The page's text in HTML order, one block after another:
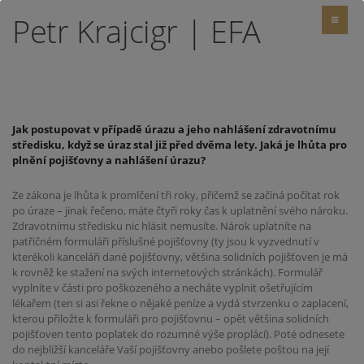
Petr Krajcigr | EFA
Jak postupovat v případě úrazu a jeho nahlášení zdravotnímu
středisku, když se úraz stal již před dvěma lety. Jaká je lhůta pro
plnění pojišťovny a nahlášení úrazu?
Ze zákona je lhůta k promlčení tři roky, přičemž se začíná počítat rok
po úraze – jinak řečeno, máte čtyři roky čas k uplatnění svého nároku.
Zdravotnímu středisku nic hlásit nemusíte. Nárok uplatníte na
patřičném formuláři příslušné pojišťovny (ty jsou k vyzvednutí v
kterékoli kanceláři dané pojišťovny, většina solidních pojišťoven je má
k rovněž ke stažení na svých internetových stránkách). Formulář
vyplníte v části pro poškozeného a necháte vyplnit ošetřujícím
lékařem (ten si asi řekne o nějaké peníze a vydá stvrzenku o zaplacení,
kterou přiložte k formuláři pro pojišťovnu – opět většina solidních
pojišťoven tento poplatek do rozumné výše proplácí). Poté odnesete
do nejbližší kanceláře Vaší pojišťovny anebo pošlete poštou na její